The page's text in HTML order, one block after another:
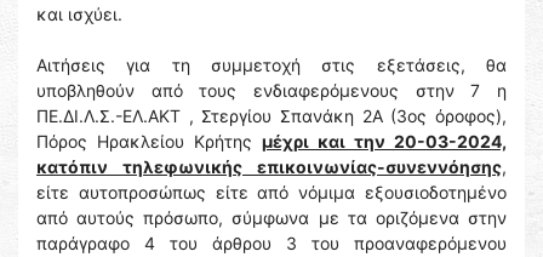
και ισχύει.
Αιτήσεις για τη συμμετοχή στις εξετάσεις, θα
υποβληθούν από τους ενδιαφερόμενους στην 7 η
ΠΕ.ΔΙ.Λ.Σ.-ΕΛ.ΑΚΤ , Στεργίου Σπανάκη 2Α (3ος όροφος),
Πόρος Ηρακλείου Κρήτης μέχρι και την 20-03-2024,
κατόπιν τηλεφωνικής επικοινωνίας-συνεννόησης,
είτε αυτοπροσώπως είτε από νόμιμα εξουσιοδοτημένο
από αυτούς πρόσωπο, σύμφωνα με τα οριζόμενα στην
παράγραφο 4 του άρθρου 3 του προαναφερόμενου